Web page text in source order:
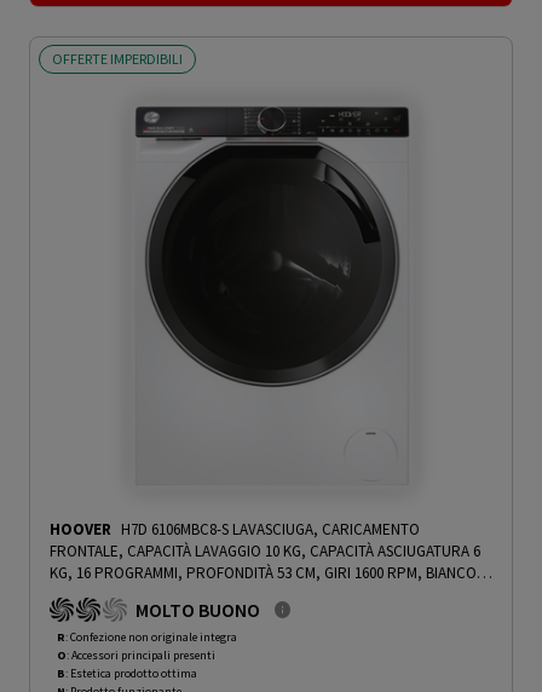
OFFERTE IMPERDIBILI
HOOVER H7D 6106MBC8-S LAVASCIUGA, CARICAMENTO
FRONTALE, CAPACITÀ LAVAGGIO 10 KG, CAPACITÀ ASCIUGATURA 6
KG, 16 PROGRAMMI, PROFONDITÀ 53 CM, GIRI 1600 RPM, BIANCO,
CLASSE D - PRMG GRADING ROBN - 10%
10%
MOLTO BUONO
R: Confezione non originale integra
O: Accessori principali presenti
B: Estetica prodotto ottima